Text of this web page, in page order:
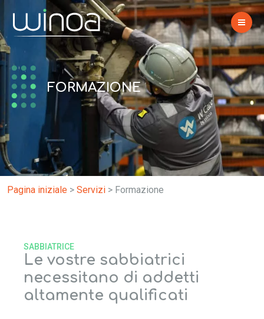
FORMAZIONE
Pagina iniziale > Servizi > Formazione
Le vostre sabbiatrici
necessitano di addetti
altamente qualificati
SABBIATRICE